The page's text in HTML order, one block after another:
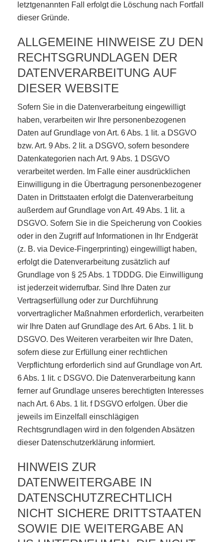
letztgenannten Fall erfolgt die Löschung nach Fortfall
dieser Gründe.
ALLGEMEINE HINWEISE ZU DEN
RECHTSGRUNDLAGEN DER
DATENVERARBEITUNG AUF
DIESER WEBSITE
Sofern Sie in die Datenverarbeitung eingewilligt
haben, verarbeiten wir Ihre personenbezogenen
Daten auf Grundlage von Art. 6 Abs. 1 lit. a DSGVO
bzw. Art. 9 Abs. 2 lit. a DSGVO, sofern besondere
Datenkategorien nach Art. 9 Abs. 1 DSGVO
verarbeitet werden. Im Falle einer ausdrücklichen
Einwilligung in die Übertragung personenbezogener
Daten in Drittstaaten erfolgt die Datenverarbeitung
außerdem auf Grundlage von Art. 49 Abs. 1 lit. a
DSGVO. Sofern Sie in die Speicherung von Cookies
oder in den Zugriff auf Informationen in Ihr Endgerät
(z. B. via Device-Fingerprinting) eingewilligt haben,
erfolgt die Datenverarbeitung zusätzlich auf
Grundlage von § 25 Abs. 1 TDDDG. Die Einwilligung
ist jederzeit widerrufbar. Sind Ihre Daten zur
Vertragserfüllung oder zur Durchführung
vorvertraglicher Maßnahmen erforderlich, verarbeiten
wir Ihre Daten auf Grundlage des Art. 6 Abs. 1 lit. b
DSGVO. Des Weiteren verarbeiten wir Ihre Daten,
sofern diese zur Erfüllung einer rechtlichen
Verpflichtung erforderlich sind auf Grundlage von Art.
6 Abs. 1 lit. c DSGVO. Die Datenverarbeitung kann
ferner auf Grundlage unseres berechtigten Interesses
nach Art. 6 Abs. 1 lit. f DSGVO erfolgen. Über die
jeweils im Einzelfall einschlägigen
Rechtsgrundlagen wird in den folgenden Absätzen
dieser Datenschutzerklärung informiert.
HINWEIS ZUR
DATENWEITERGABE IN
DATENSCHUTZRECHTLICH
NICHT SICHERE DRITTSTAATEN
SOWIE DIE WEITERGABE AN